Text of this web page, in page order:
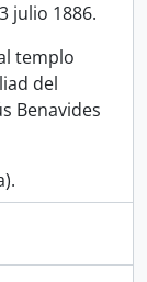
julio 1886.
templo
del
Benavides